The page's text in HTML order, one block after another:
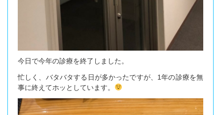
今日で今年の診療を終了しました。
忙しく、バタバタする日が多かったですが、1年の診療を無
事に終えてホッとしています。